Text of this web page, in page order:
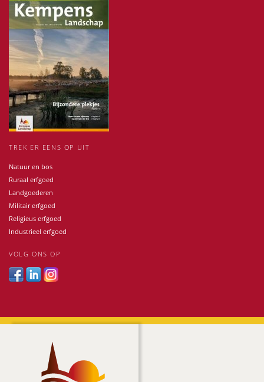
TREK ER EENS OP UIT
Natuur en bos
Ruraal erfgoed
Landgoederen
Militair erfgoed
Religieus erfgoed
Industrieel erfgoed
VOLG ONS OP